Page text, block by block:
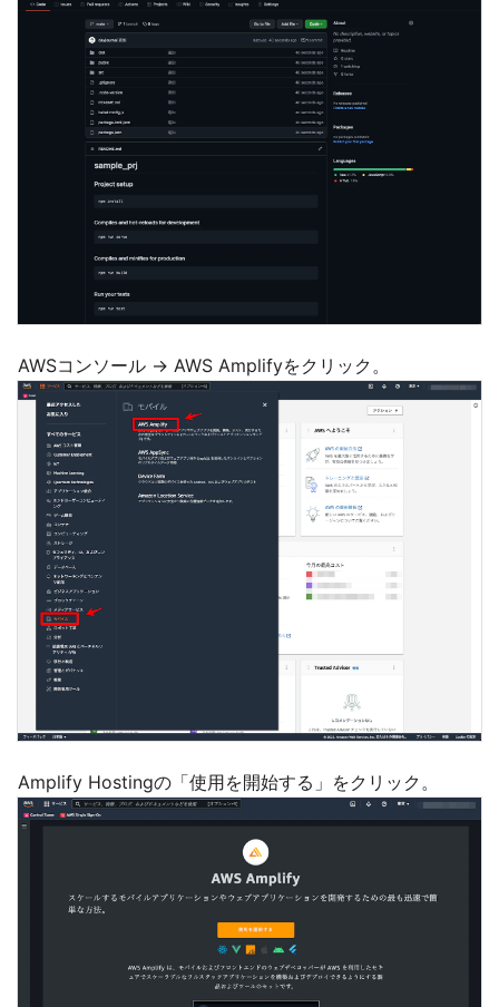
AWSコンソール → AWS Amplifyをクリック。
Amplify Hostingの「使用を開始する」をクリック。